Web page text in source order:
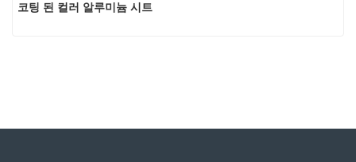
코팅 된 컬러 알루미늄 시트